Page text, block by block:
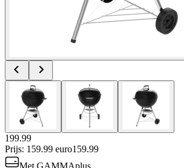
199.99
Prijs: 159.99 euro159.99
Met GAMMAplus